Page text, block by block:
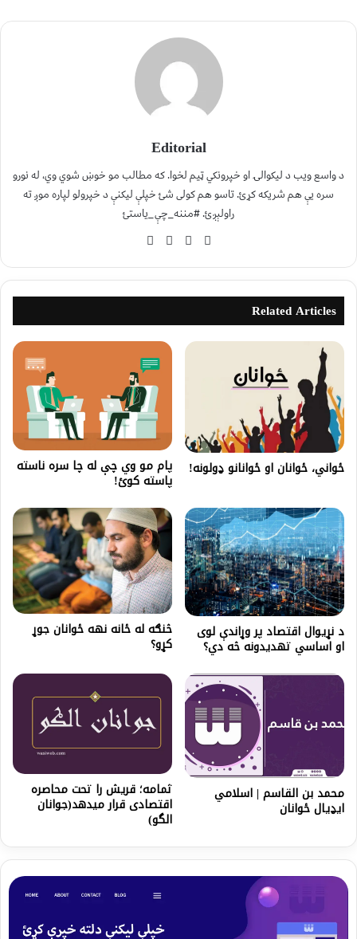
Editorial
د واسع ویب د لیکوالۍ او خپرونکي ټیم لخوا. که مطالب مو خوښ شوي وي، له نورو
سره یې هم شریکه کړئ. تاسو هم کولی شئ خپلې لیکنې د خپرولو لپاره موږ ته
راولېږئ. #مننه_چې_یاستئ
Related Articles
ځواني، ځوانان او ځوانانو ډولونه! پام مو وي چې له چا سره ناسته
پاسته کوئ!
د نړیوال اقتصاد پر وړاندې لوی
او اساسي تهدیدونه څه دي؟
څنګه له ځانه نهه ځوانان جوړ
کړو؟
محمد بن القاسم | اسلامي
ایډیال ځوانان
ثمامه؛ قریش را تحت محاصره
اقتصادی قرار میدهد(جوانان
الگو)